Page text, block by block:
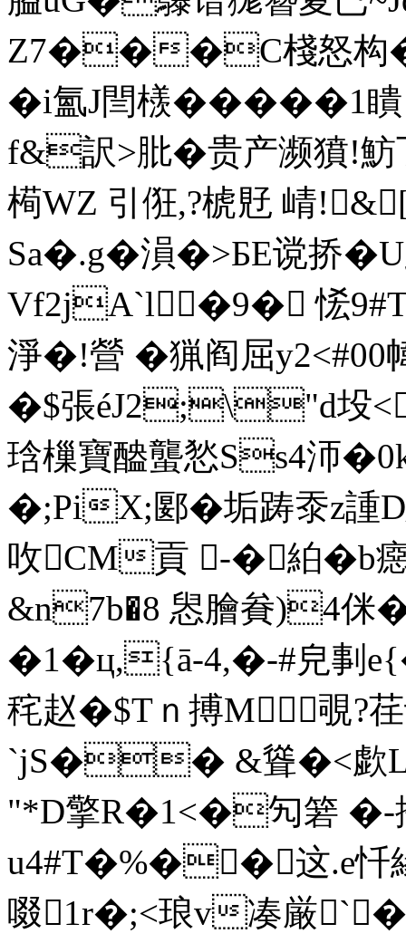
Z7���C棧怒构�,
�i氳J閆檨�����1
f&訳>肶�贵产濒獖!
槆WZ 引俇,?椃覎 崝
Sa�.g�溳�>БE谠挢
Vf2jA`l�9� 恡
淨�!營 �猟阎屈
�$張éJ2;\"d坄
琀樔寶醠蠪悐Ss4沞
�;PiX;郾�垢踌沗z
呚CM貢 -� 絈�b
&n7b�8 惥膾貵)4侎
�1�ц,{ā-4,�-#皃剚
秺赵�$Tｎ搏M覗?荏
`jS�� &聳�<歔
"*D擎R�1<�勼箬 �-
u4#T�%��这.e忏
啜1r�;<琅v凑厳